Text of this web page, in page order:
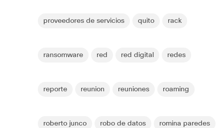
proveedores de servicios quito rack
ransomware red red digital redes
reporte reunion reuniones roaming
roberto junco robo de datos romina paredes